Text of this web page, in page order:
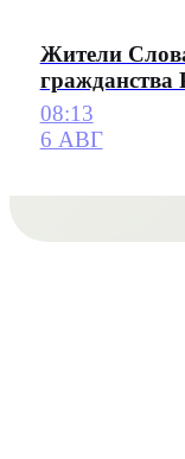
Жители
гражданства
08:13
6 АВГ